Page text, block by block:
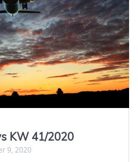
KW 41/2020
9, 2020